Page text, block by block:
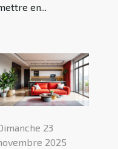
en...
23
2025